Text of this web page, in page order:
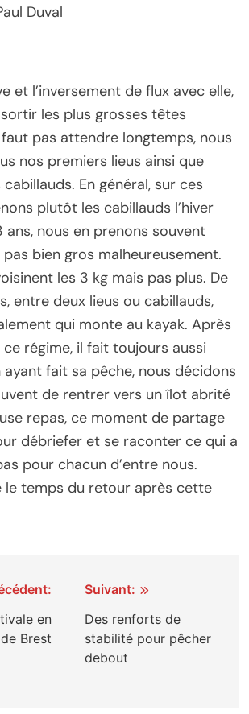
Duval
et l’inversement de flux avec elle,
les plus grosses têtes
pas attendre longtemps, nous
nos premiers lieus ainsi que
En général, sur ces
plutôt les cabillauds l’hiver
ans, nous en prenons souvent
pas bien gros malheureusement.
les 3 kg mais pas plus. De
entre deux lieus ou cabillauds,
qui monte au kayak. Après
régime, il fait toujours aussi
fait sa pêche, nous décidons
de rentrer vers un îlot abrité
repas, ce moment de partage
débriefer et se raconter ce qui a
pour chacun d’entre nous.
le temps du retour après cette
en
Brest
Suivant:
Des renforts de
stabilité pour pêcher
debout